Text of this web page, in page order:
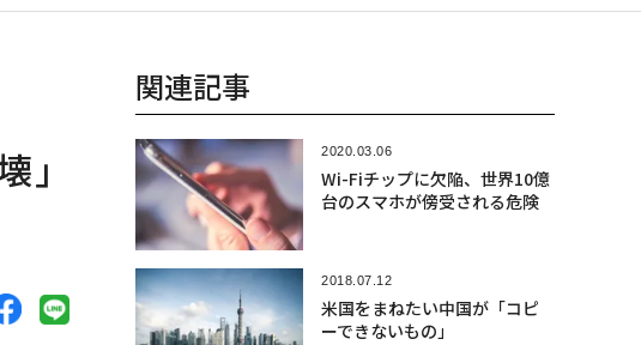
」
関連記事
2020.03.06
Wi-Fiチップに欠陥、世界10億
台のスマホが傍受される危険
2018.07.12
米国をまねたい中国が「コピ
ーできないもの」